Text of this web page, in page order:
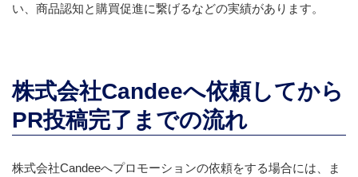
い、商品認知と購買促進に繋げるなどの実績があります。
株式会社Candeeへ依頼してから
PR投稿完了までの流れ
株式会社Candeeへプロモーションの依頼をする場合には、ま